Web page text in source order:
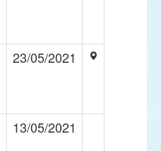
23/05/2021
13/05/2021